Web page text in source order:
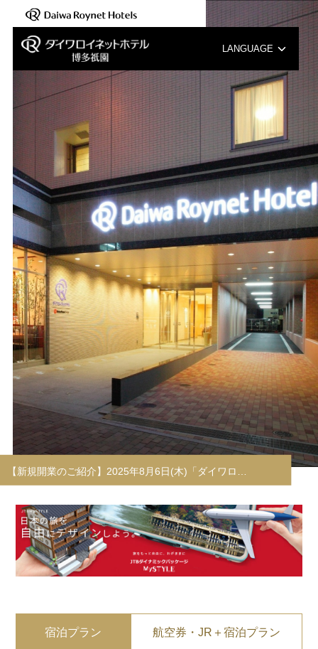
LANGUAGE
中文（簡体字）
中文（繁体字）
한국어
【新規開業のご紹介】2025年8月6日(木)「ダイワロ…
宿泊プラン 航空券・JR＋宿泊プラン